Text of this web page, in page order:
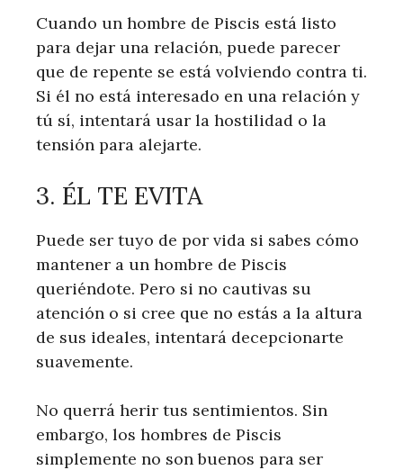
Cuando un hombre de Piscis está listo
para dejar una relación, puede parecer
que de repente se está volviendo contra ti.
Si él no está interesado en una relación y
tú sí, intentará usar la hostilidad o la
tensión para alejarte.
3. ÉL TE EVITA
Puede ser tuyo de por vida si sabes cómo
mantener a un hombre de Piscis
queriéndote. Pero si no cautivas su
atención o si cree que no estás a la altura
de sus ideales, intentará decepcionarte
suavemente.
No querrá herir tus sentimientos. Sin
embargo, los hombres de Piscis
simplemente no son buenos para ser